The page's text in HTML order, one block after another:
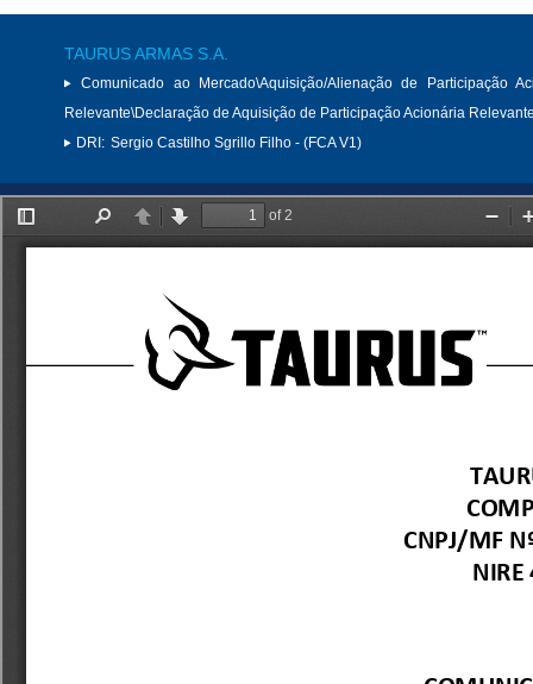
TAURUS ARMAS S.A.
Comunicado ao Mercado\Aquisição/Alienação de Participação
Relevante\Declaração de Aquisição de Participação Acionária
DRI: Sergio Castilho Sgrillo Filho - (FCA V1)